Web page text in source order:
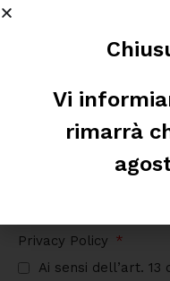
Privacy Policy
Ai sensi dell’art. 13
Vi
rimarrà